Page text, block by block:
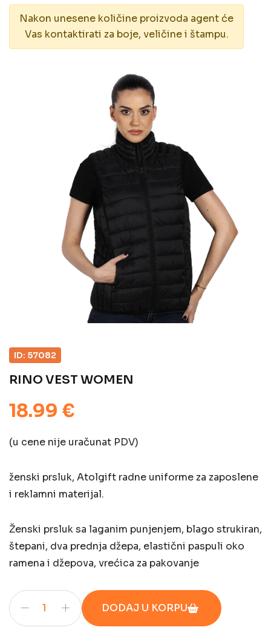
Nakon unesene količine proizvoda agent će
Vas kontaktirati za boje, veličine i štampu.
ID: 57082
RINO VEST WOMEN
18.99 €
(u cene nije uračunat PDV)
ženski prsluk, Atolgift radne uniforme za zaposlene
i reklamni materijal.
Ženski prsluk sa laganim punjenjem, blago strukiran,
štepani, dva prednja džepa, elastični paspuli oko
ramena i džepova, vrećica za pakovanje
DODAJ U KORPU